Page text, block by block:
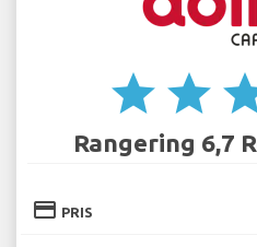
star star
Rangering 6,7
credit_card PRIS